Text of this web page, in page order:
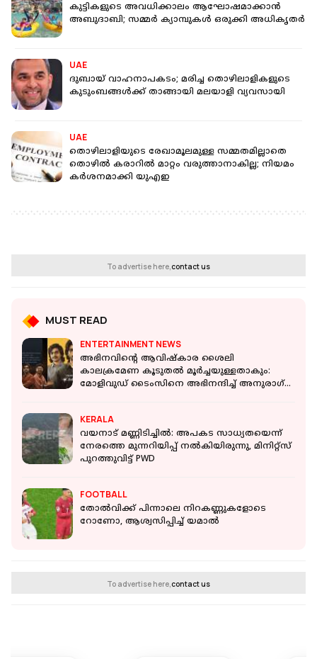
കുട്ടികളുടെ അവധിക്കാലം ആഘോഷമാക്കാൻ
അബുദാബി; സമ്മർ ക്യാമ്പുകൾ ഒരുക്കി അധികൃതർ
UAE
ദുബായ് വാഹനാപകടം; മരിച്ച തൊഴിലാളികളുടെ
കുടുംബങ്ങൾക്ക് താങ്ങായി മലയാളി വ്യവസായി
UAE
തൊഴിലാളിയുടെ രേഖാമൂലമുള്ള സമ്മതമില്ലാതെ
തൊഴില്‍ കരാറില്‍ മാറ്റം വരുത്താനാകില്ല; നിയമം
കർശനമാക്കി യുഎഇ
To advertise here,contact us
MUST READ
ENTERTAINMENT NEWS
അഭിനവിന്റെ ആവിഷ്കാര ശൈലി
കാലക്രമേണ കൂടുതൽ മൂർച്ചയുള്ളതാകും:
മോളിവുഡ് ടൈംസിനെ അഭിനന്ദിച്ച് അനുരാഗ്
KERALA
വയനാട് മണ്ണിടിച്ചില്‍: അപകട സാധ്യതയെന്ന്
നേരത്തെ മുന്നറിയിപ്പ് നല്‍കിയിരുന്നു, മിനിറ്റ്സ്
പുറത്തുവിട്ട് PWD
FOOTBALL
തോൽവിക്ക് പിന്നാലെ നിറകണ്ണുകളോടെ
റോണോ, ആശ്വസിപ്പിച്ച് യമാൽ
To advertise here,contact us